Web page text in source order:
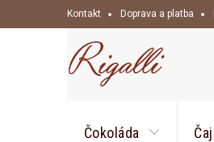
na
Kontakt Doprava a platba
Čokoláda Čaj